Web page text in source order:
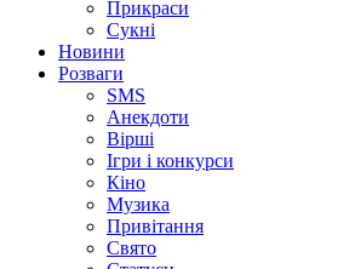
Прикраси
Сукні
Новини
Розваги
SMS
Анекдоти
Вірші
Ігри і конкурси
Кіно
Музика
Привітання
Свято